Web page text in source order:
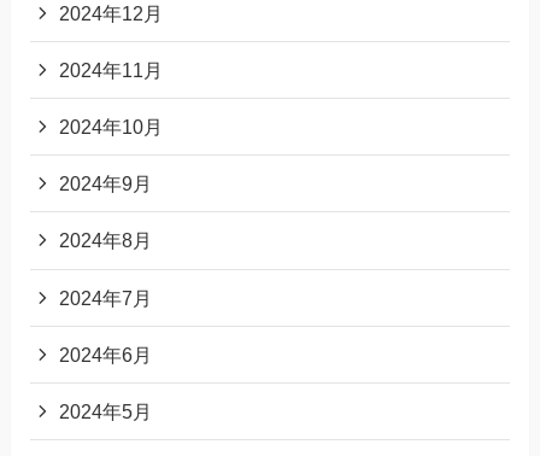
2024年12月
2024年11月
2024年10月
2024年9月
2024年8月
2024年7月
2024年6月
2024年5月